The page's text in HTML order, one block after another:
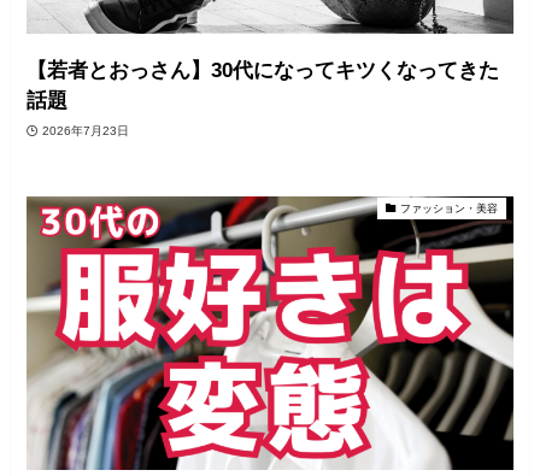
【若者とおっさん】30代になってキツくなってきた
話題
2026年7月23日
ファッション・美容